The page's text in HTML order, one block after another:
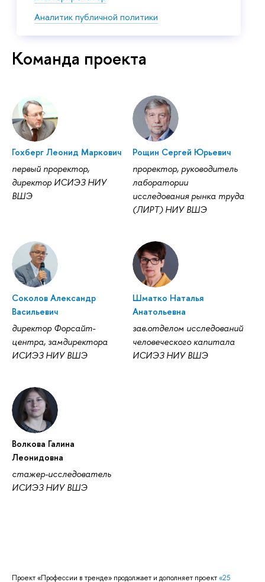
Аналитик публичной политики
Команда проекта
Гохберг Леонид Маркович
первый проректор,
директор ИСИЭЗ НИУ
ВШЭ
Рощин Сергей Юрьевич
проректор, руководитель
лаборатории
исследования рынка труда
(ЛИРТ) НИУ ВШЭ
Соколов Александр
Васильевич
директор Форсайт-
центра, замдиректора
ИСИЭЗ НИУ ВШЭ
Шматко Наталья
Анатольевна
зав.отделом исследований
человеческого капитала
ИСИЭЗ НИУ ВШЭ
Волкова Галина
Леонидовна
стажер-исследователь
ИСИЭЗ НИУ ВШЭ
Проект «Профессии в тренде» продолжает и дополняет проект«25